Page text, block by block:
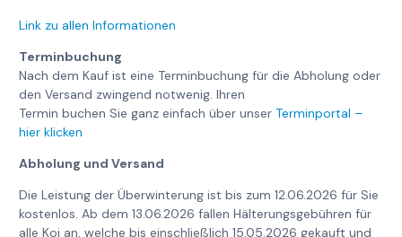
Link zu allen Informationen
Terminbuchung
Nach dem Kauf ist eine Terminbuchung für die Abholung oder
den Versand zwingend notwenig. Ihren
Termin buchen Sie ganz einfach über unserTerminportal –
hier klicken
Abholung und Versand
Die Leistung der Überwinterung ist bis zum 12.06.2026 für Sie
kostenlos. Ab dem 13.06.2026 fallen Hälterungsgebühren für
alle Koi an, welche bis einschließlich 15.05.2026 gekauft und